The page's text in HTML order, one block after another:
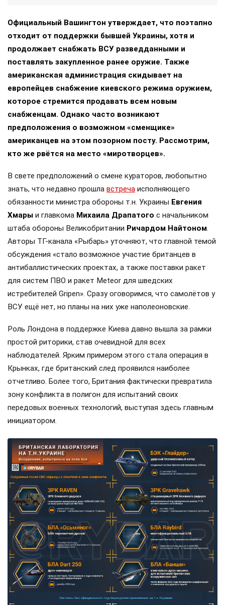
Официальный Вашингтон утверждает, что поэтапно
отходит от поддержки бывшей Украины, хотя и
продолжает снабжать ВСУ разведданными и
поставлять закупленное ранее оружие. Также
американская администрация скидывает на
европейцев снабжение киевского режима оружием,
которое стремится продавать всем новым
снабженцам. Однако часто возникают
предположения о возможном «сменщике»
американцев на этом позорном посту. Рассмотрим,
кто же рвётся на место «миротворцев».
В свете предположений о смене кураторов, любопытно
знать, что недавно прошла встреча исполняющего
обязанности министра обороны т.н. Украины Евгения
Хмары и главкома Михаила Драпатого с начальником
штаба обороны Великобритании Ричардом Найтоном.
Авторы ТГ-канала «Рыбарь» уточняют, что главной темой
обсуждения «стало возможное участие британцев в
антибаллистических проектах, а также поставки ракет
для систем ПВО и ракет Meteor для шведских
истребителей Gripen». Сразу оговоримся, что самолётов у
ВСУ ещё нет, но планы на них уже наполеоновские.
Роль Лондона в поддержке Киева давно вышла за рамки
простой риторики, став очевидной для всех
наблюдателей. Ярким примером этого стала операция в
Крынках, где британский след проявился наиболее
отчетливо. Более того, Британия фактически превратила
зону конфликта в полигон для испытаний своих
передовых военных технологий, выступая здесь главным
инициатором.